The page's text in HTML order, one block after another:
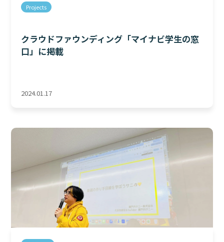
Projects
クラウドファウンディング「マイナビ学生の窓
口」に掲載
2024.01.17